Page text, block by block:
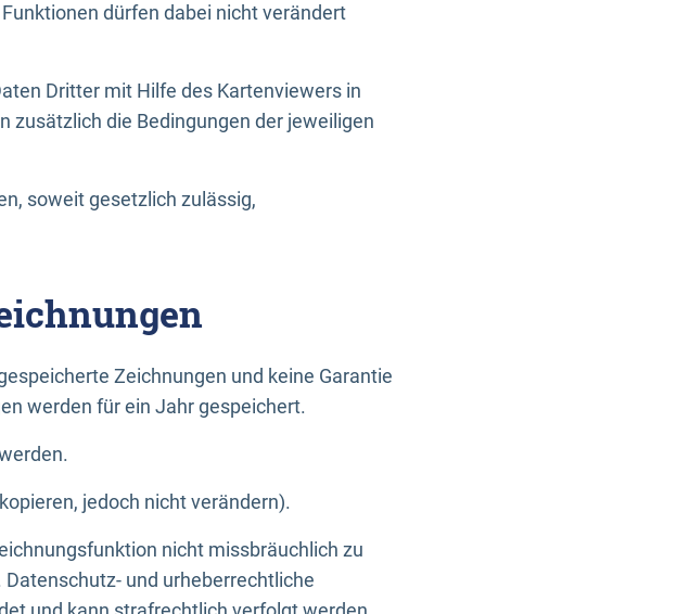
dürfen dabei nicht verändert
Dritter mit Hilfe des Kartenviewers in
zusätzlich die Bedingungen der jeweiligen
soweit gesetzlich zulässig,
Zeichnungen und keine Garantie
werden für ein Jahr gespeichert.
jedoch nicht verändern).
nicht missbräuchlich zu
und urheberrechtliche